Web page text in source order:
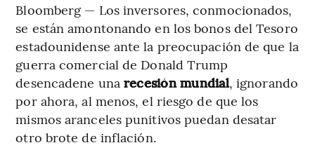
Bloomberg — Los inversores, conmocionados,
se están amontonando en los bonos del Tesoro
estadounidense ante la preocupación de que la
guerra comercial de Donald Trump
desencadene una recesión mundial, ignorando
por ahora, al menos, el riesgo de que los
mismos aranceles punitivos puedan desatar
otro brote de inflación.